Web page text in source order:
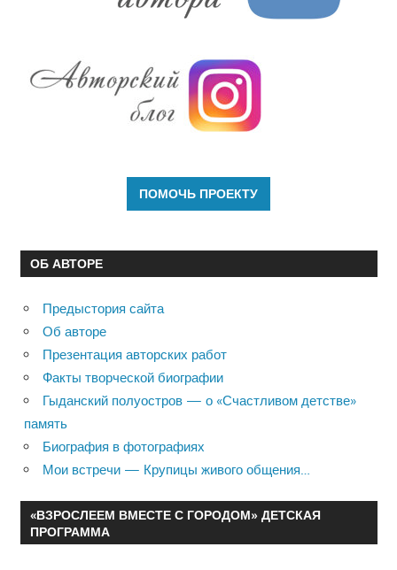
ОБ АВТОРЕ
Предыстория сайта
Об авторе
Презентация авторских работ
Факты творческой биографии
Гыданский полуостров — о «Счастливом детстве»
память
Биография в фотографиях
Мои встречи — Крупицы живого общения…
«ВЗРОСЛЕЕМ ВМЕСТЕ С ГОРОДОМ» ДЕТСКАЯ
ПРОГРАММА